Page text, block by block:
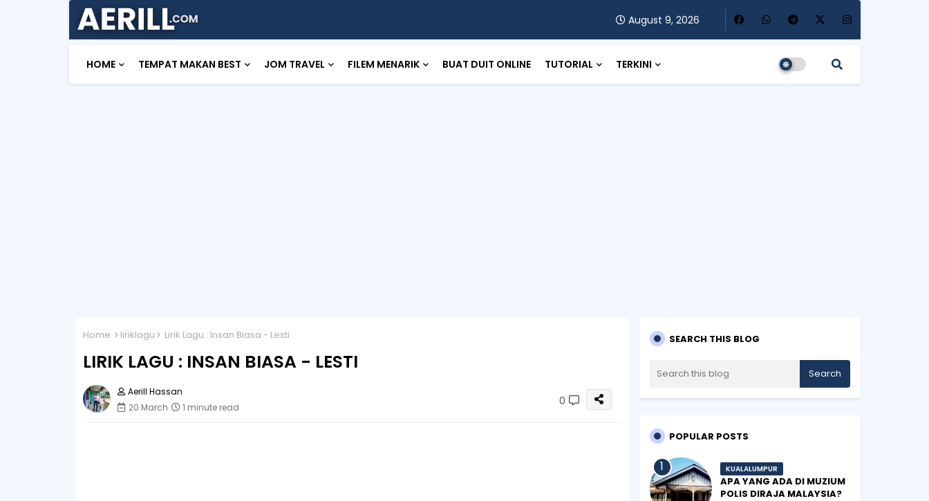
August 9, 2026
HOME TEMPAT MAKAN BEST JOM TRAVEL FILEM MENARIK BUAT DUIT ONLINE TUTORIAL TERKINI
Home liriklagu Lirik Lagu : Insan Biasa - Lesti
LIRIK LAGU : INSAN BIASA - LESTI
Aerill Hassan
20 March
1 minute read 0
SEARCH THIS BLOG
POPULAR POSTS
KUALALUMPUR
APA YANG ADA DI MUZIUM
POLIS DIRAJA MALAYSIA?